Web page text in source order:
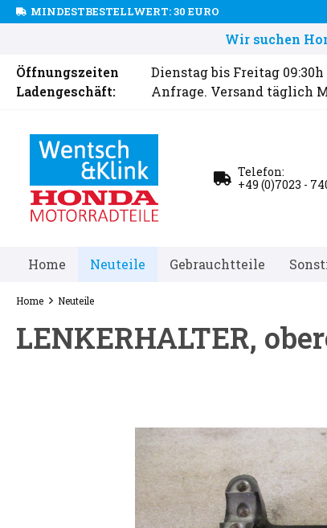
MINDESTBESTELLWERT: 30 EURO
Wir suchen
Öffnungszeiten
Ladengeschäft:
Dienstag bis Freitag
Anfrage. Versand täglich
Telefon:
+49 (0)7023 -
Home Neuteile Gebrauchtteile
Home Neuteile
LENKERHALTER,